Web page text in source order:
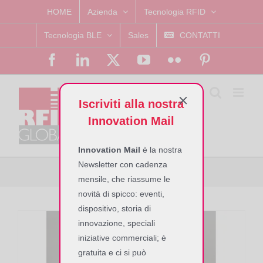
to
HOME Azienda Tecnologia RFID
Tecnologia BLE Sales CONTATTI
FacebookLinkedIn YouTubeFlickr
ISC.MR102-B
Iscriviti alla nostra
Innovation Mail
Innovation Mail è la nostra
Newsletter con cadenza
mensile, che riassume le
novità di spicco: eventi,
dispositivo, storia di
innovazione, speciali
iniziative commerciali; è
gratuita e ci si può